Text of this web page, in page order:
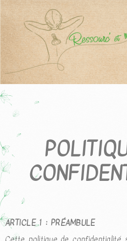
ARTICLE 1 : PRÉAMBULE